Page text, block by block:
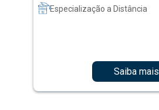
Especialização a Distância
Saiba mais